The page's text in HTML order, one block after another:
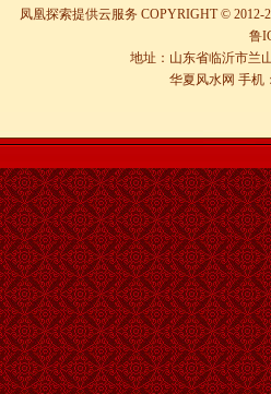
凤凰探索提供云服务 COPYRIGHT © 2012-
鲁
地址：山东省临沂市兰
华夏风水网 手机